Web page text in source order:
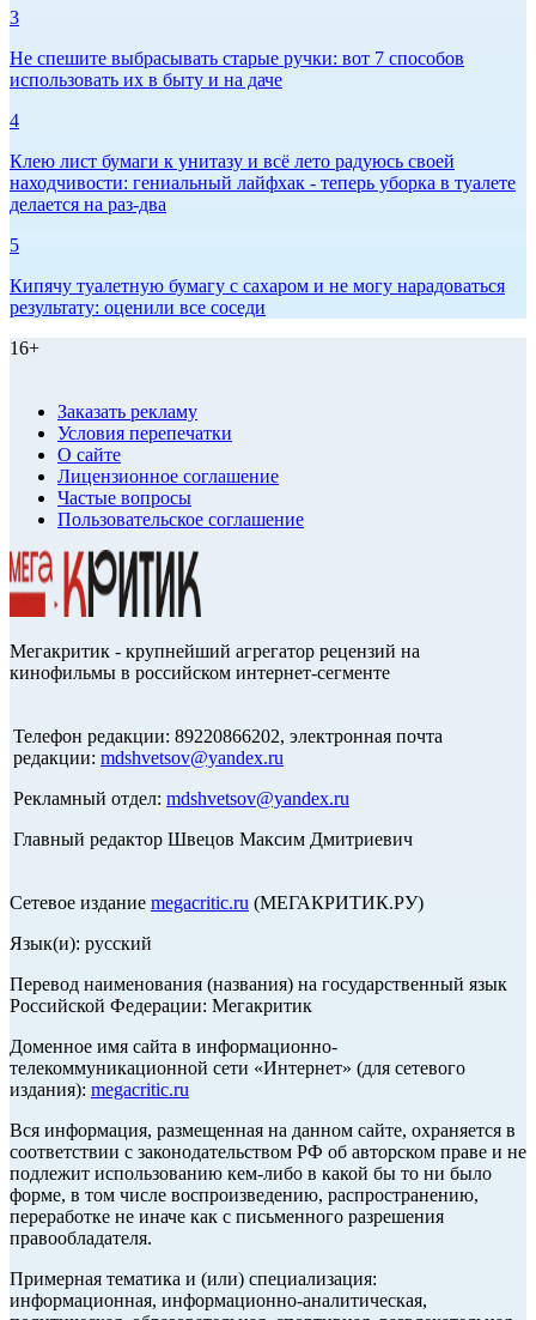
3
Не спешите выбрасывать старые ручки: вот 7 способов
использовать их в быту и на даче
4
Клею лист бумаги к унитазу и всё лето радуюсь своей
находчивости: гениальный лайфхак - теперь уборка в туалете
делается на раз-два
5
Кипячу туалетную бумагу с сахаром и не могу нарадоваться
результату: оценили все соседи
16+
Заказать рекламу
Условия перепечатки
О сайте
Лицензионное соглашение
Частые вопросы
Пользовательское соглашение
Мегакритик - крупнейший агрегатор рецензий на
кинофильмы в российском интернет-сегменте
Телефон редакции: 89220866202, электронная почта
редакции: mdshvetsov@yandex.ru
Рекламный отдел: mdshvetsov@yandex.ru
Главный редактор Швецов Максим Дмитриевич
Сетевое издание megacritic.ru (МЕГАКРИТИК.РУ)
Язык(и): русский
Перевод наименования (названия) на государственный язык
Российской Федерации: Мегакритик
Доменное имя сайта в информационно-
телекоммуникационной сети «Интернет» (для сетевого
издания): megacritic.ru
Вся информация, размещенная на данном сайте, охраняется в
соответствии с законодательством РФ об авторском праве и не
подлежит использованию кем-либо в какой бы то ни было
форме, в том числе воспроизведению, распространению,
переработке не иначе как с письменного разрешения
правообладателя.
Примерная тематика и (или) специализация:
информационная, информационно-аналитическая,